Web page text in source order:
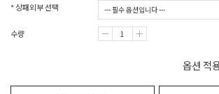
* 상패외부 선택
수량
옵션 적